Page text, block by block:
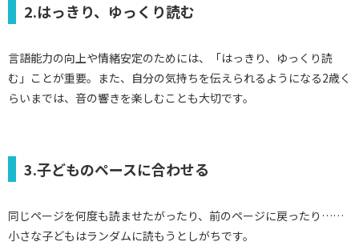
2.はっきり、ゆっくり読む
言語能力の向上や情緒安定のためには、「はっきり、ゆっくり読
む」ことが重要。また、自分の気持ちを伝えられるようになる2歳く
らいまでは、音の響きを楽しむことも大切です。
3.子どものペースに合わせる
同じページを何度も読ませたがったり、前のページに戻ったり……
小さな子どもはランダムに読もうとしがちです。